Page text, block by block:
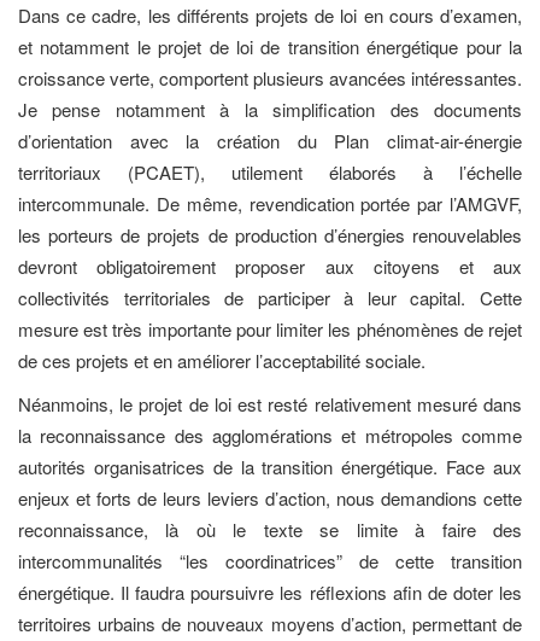
Dans ce cadre, les différents projets de loi en cours d’examen,
et notamment le projet de loi de transition énergétique pour la
croissance verte, comportent plusieurs avancées intéressantes.
Je pense notamment à la simplification des documents
d’orientation avec la création du Plan climat-air-énergie
territoriaux (PCAET), utilement élaborés à l’échelle
intercommunale. De même, revendication portée par l’AMGVF,
les porteurs de projets de production d’énergies renouvelables
devront obligatoirement proposer aux citoyens et aux
collectivités territoriales de participer à leur capital. Cette
mesure est très importante pour limiter les phénomènes de rejet
de ces projets et en améliorer l’acceptabilité sociale.
Néanmoins, le projet de loi est resté relativement mesuré dans
la reconnaissance des agglomérations et métropoles comme
autorités organisatrices de la transition énergétique. Face aux
enjeux et forts de leurs leviers d’action, nous demandions cette
reconnaissance, là où le texte se limite à faire des
intercommunalités “les coordinatrices” de cette transition
énergétique. Il faudra poursuivre les réflexions afin de doter les
territoires urbains de nouveaux moyens d’action, permettant de